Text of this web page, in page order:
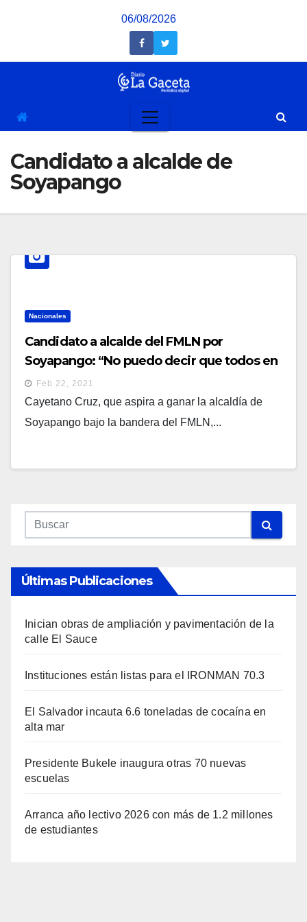
06/08/2026
Candidato a alcalde de
Soyapango
Nacionales
Candidato a alcalde del FMLN por
Soyapango: “No puedo decir que todos en
el FMLN son buenos”
Feb 22, 2021
Cayetano Cruz, que aspira a ganar la alcaldía de
Soyapango bajo la bandera del FMLN,...
Últimas Publicaciones
Inician obras de ampliación y pavimentación de la
calle El Sauce
Instituciones están listas para el IRONMAN 70.3
El Salvador incauta 6.6 toneladas de cocaína en
alta mar
Presidente Bukele inaugura otras 70 nuevas
escuelas
Arranca año lectivo 2026 con más de 1.2 millones
de estudiantes